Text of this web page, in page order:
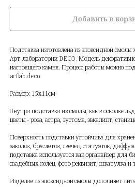
Добавить в
Подставка изготовлена из эпоксидной
Арт-лаборатории DECO. Модель
настоящего камня. Процесс работы можно
artlab.deco.
Размер: 15х11см
Внутри подставки из смолы, как в осколке
цветы - роза, астра, эустома, эвкалипт,
Поверхность подставки устойчива для
заколок, браслетов, свечей, статуэток,
подставка используется как органайзер для
свадебных колец, фото реквизит, шкатулка и
Изделие из эпоксидной смолы дополняет